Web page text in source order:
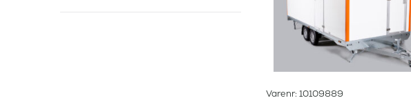
Varenr: 10109889